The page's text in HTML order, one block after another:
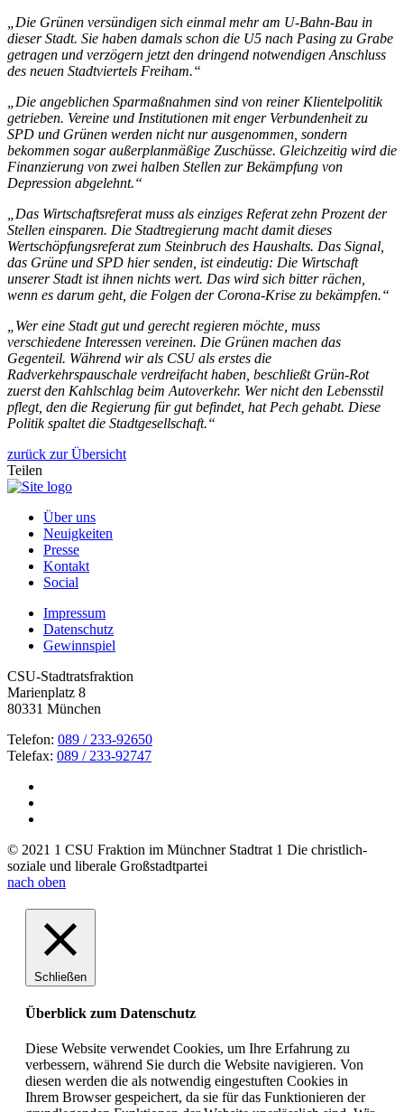
„Die Grünen versündigen sich einmal mehr am U-Bahn-Bau in
dieser Stadt. Sie haben damals schon die U5 nach Pasing zu Grabe
getragen und verzögern jetzt den dringend notwendigen Anschluss
des neuen Stadtviertels Freiham.“
„Die angeblichen Sparmaßnahmen sind von reiner Klientelpolitik
getrieben. Vereine und Institutionen mit enger Verbundenheit zu
SPD und Grünen werden nicht nur ausgenommen, sondern
bekommen sogar außerplanmäßige Zuschüsse. Gleichzeitig wird die
Finanzierung von zwei halben Stellen zur Bekämpfung von
Depression abgelehnt.“
„Das Wirtschaftsreferat muss als einziges Referat zehn Prozent der
Stellen einsparen. Die Stadtregierung macht damit dieses
Wertschöpfungsreferat zum Steinbruch des Haushalts. Das Signal,
das Grüne und SPD hier senden, ist eindeutig: Die Wirtschaft
unserer Stadt ist ihnen nichts wert. Das wird sich bitter rächen,
wenn es darum geht, die Folgen der Corona-Krise zu bekämpfen.“
„Wer eine Stadt gut und gerecht regieren möchte, muss
verschiedene Interessen vereinen. Die Grünen machen das
Gegenteil. Während wir als CSU als erstes die
Radverkehrspauschale verdreifacht haben, beschließt Grün-Rot
zuerst den Kahlschlag beim Autoverkehr. Wer nicht den Lebensstil
pflegt, den die Regierung für gut befindet, hat Pech gehabt. Diese
Politik spaltet die Stadtgesellschaft.“
zurück zur Übersicht
Teilen
Über uns
Neuigkeiten
Presse
Kontakt
Social
Impressum
Datenschutz
Gewinnspiel
CSU-Stadtratsfraktion
Marienplatz 8
80331 München
Telefon: 089 / 233-92650
Telefax: 089 / 233-92747
© 2021 1 CSU Fraktion im Münchner Stadtrat 1 Die christlich-
soziale und liberale Großstadtpartei
nach oben
Schließen
Überblick zum Datenschutz
Diese Website verwendet Cookies, um Ihre Erfahrung zu
verbessern, während Sie durch die Website navigieren. Von
diesen werden die als notwendig eingestuften Cookies in
Ihrem Browser gespeichert, da sie für das Funktionieren der